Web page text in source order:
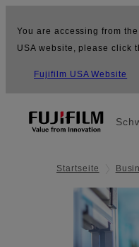
You are accessing from
USA website, please click
Fujifilm USA Website
Startseite